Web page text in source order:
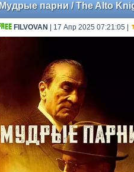
Мудрые парни / The Alto
FILVOVAN | 17 Апр 2025 07:21:05